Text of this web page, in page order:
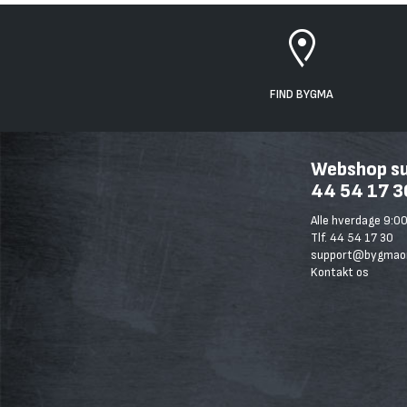
FIND BYGMA
Webshop
44 54 17
Alle hverdage
Tlf. 44 54 17 30
Kontakt os